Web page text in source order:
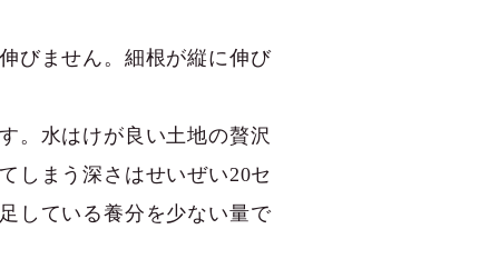
びません。細根が縦に伸び
。水はけが良い土地の贅沢
しまう深さはせいぜい20セ
している養分を少ない量で